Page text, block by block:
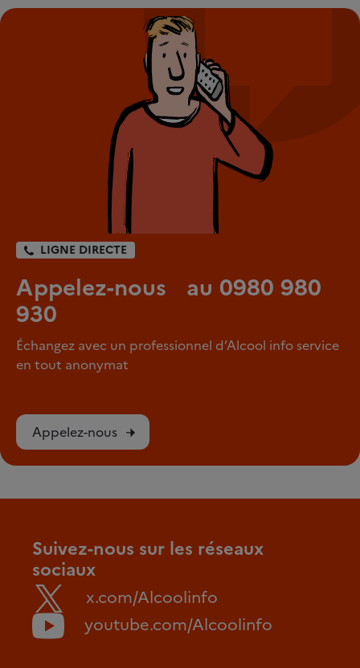
LIGNE DIRECTE
Appelez-nous au 0980 980
930
Échangez avec un professionnel d’Alcool info service
en tout anonymat
Appelez-nous
Suivez-nous sur les réseaux
sociaux
x.com/Alcoolinfo
youtube.com/Alcoolinfo